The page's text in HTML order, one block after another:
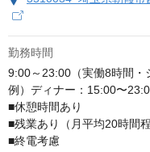
勤務時間
9:00～23:00（実働8時間・
例）ディナー：15:00〜
■休憩時間あり
■残業あり（月平均20時間程
■終電考慮